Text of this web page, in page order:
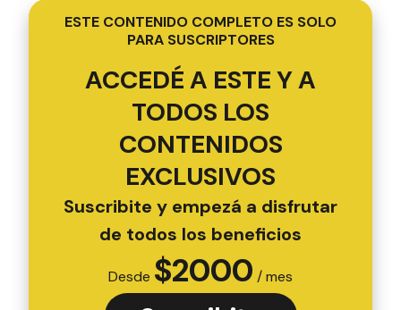
ESTE CONTENIDO COMPLETO ES SOLO
PARA SUSCRIPTORES
ACCEDÉ A ESTE Y A
TODOS LOS
CONTENIDOS
EXCLUSIVOS
Suscribite y empezá a disfrutar
de todos los beneficios
Desde $2000 / mes